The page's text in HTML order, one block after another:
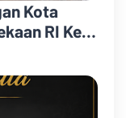
Kota
RI Ke